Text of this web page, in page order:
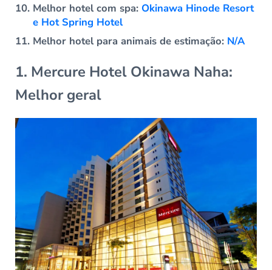
Melhor hotel com spa: Okinawa Hinode Resort
e Hot Spring Hotel
Melhor hotel para animais de estimação: N/A
1. Mercure Hotel Okinawa Naha:
Melhor geral